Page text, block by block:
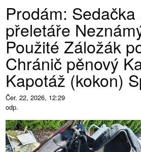
Prodám: Sedačka
přeletáře
Použité Záložák
Chránič pěnový
Kapotáž (kokon)
Čer. 22, 2026, 12:29
odp.